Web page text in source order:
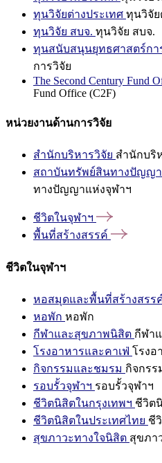
ทุนวิจัยต่างประเทศ ทุนวิจัย
ทุนวิจัย สบจ. ทุนวิจัย สบจ.
ทุนสนับสนุนยุทธศาสตร์กา
การวิจัย
The Second Century Fund
Fund Office (C2F)
หน่วยงานด้านการวิจัย
สำนักบริหารวิจัย สำนักบริ
สถาบันทรัพย์สินทางปัญญา
ทางปัญญาแห่งจุฬาฯ
ชีวิตในจุฬาฯ
พื้นที่สร้างสรรค์
ชีวิตในจุฬาฯ
หอสมุดและพื้นที่สร้างสรร
หอพัก หอพัก
กีฬาและสุขภาพนิสิต กีฬา
โรงอาหารและคาเฟ่ โรงอ
กิจกรรมและชมรม กิจกร
รอบรั้วจุฬาฯ รอบรั้วจุฬาฯ
ชีวิตนิสิตในกรุงเทพฯ ชีวิต
ชีวิตนิสิตในประเทศไทย ชี
สุขภาวะทางใจนิสิต สุขภา